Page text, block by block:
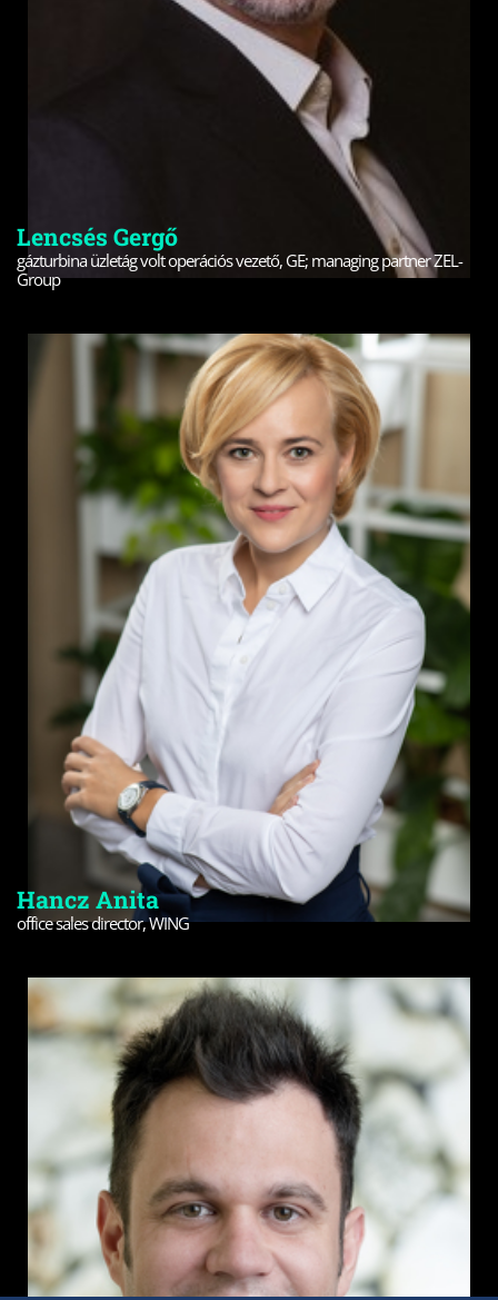
Lencsés Gergő
gázturbina üzletág volt operációs vezető, GE; managing partner ZEL-
Group
Hancz Anita
office sales director, WING